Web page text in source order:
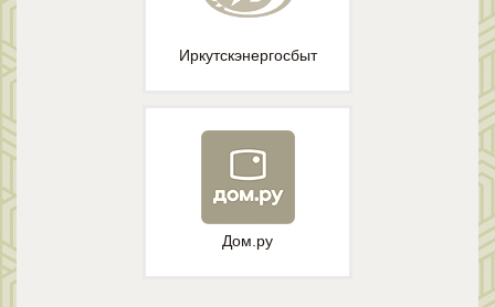
Иркутскэнергосбыт
Дом.ру